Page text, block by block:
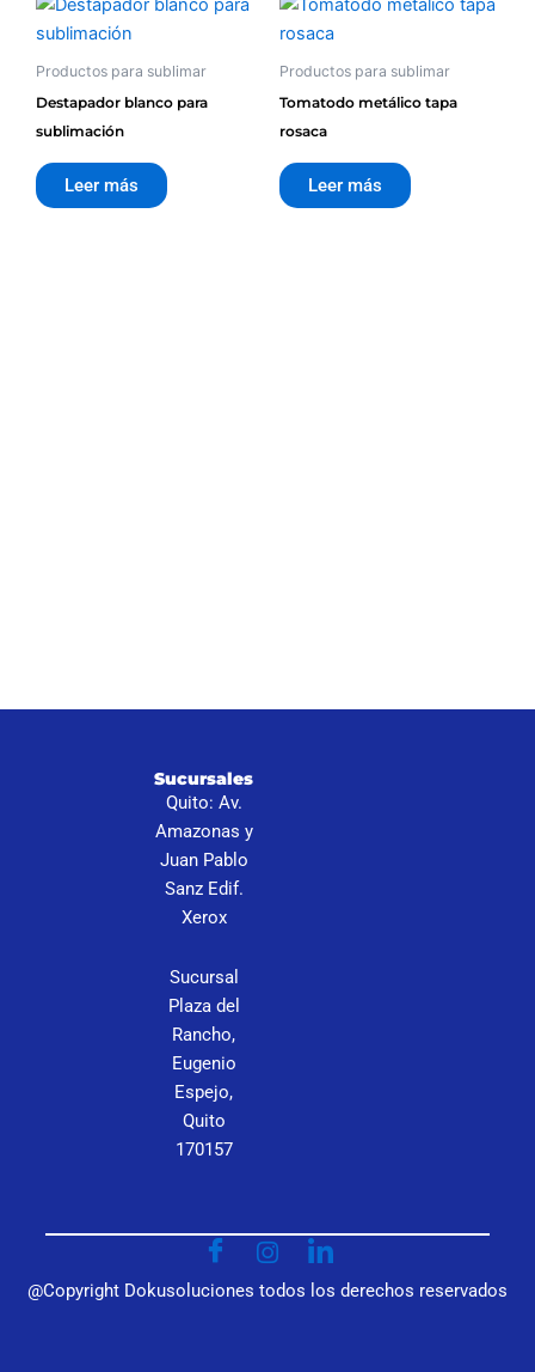
Productos para sublimar
Destapador blanco para
sublimación
Leer más
Productos para sublimar
Tomatodo metálico tapa
rosaca
Leer más
Sucursales
Quito: Av.
Amazonas y
Juan Pablo
Sanz Edif.
Xerox
Sucursal
Plaza del
Rancho,
Eugenio
Espejo,
Quito
170157
@Copyright Dokusoluciones todos los derechos reservados